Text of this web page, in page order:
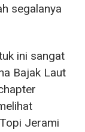
segalanya
ini sangat
Bajak Laut
Jerami